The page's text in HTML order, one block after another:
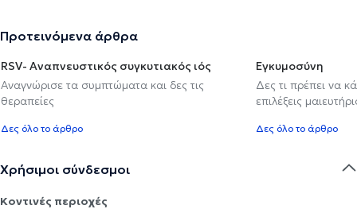
Προτεινόμενα άρθρα
RSV- Αναπνευστικός συγκυτιακός ιός
Αναγνώρισε τα συμπτώματα και δες τις
θεραπείες
Δες όλο το άρθρο
Εγκυμοσύνη
Δες τι πρέπει να
επιλέξεις
Δες όλο το άρθρο
Χρήσιμοι σύνδεσμοι
Κοντινές περιοχές